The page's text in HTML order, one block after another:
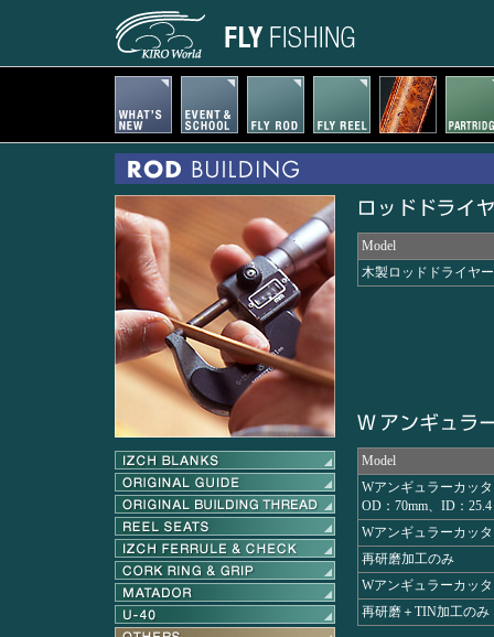
Model
木製ロッドドライヤー
Model
Wアンギュラーカッ
OD：70mm、ID：
Wアンギュラーカッ
再研磨加工のみ
Wアンギュラーカッ
再研磨＋TIN加工のみ